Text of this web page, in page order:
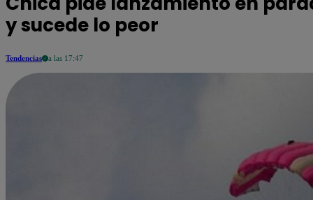
y sucede lo peor
Tendencias a las 17:47